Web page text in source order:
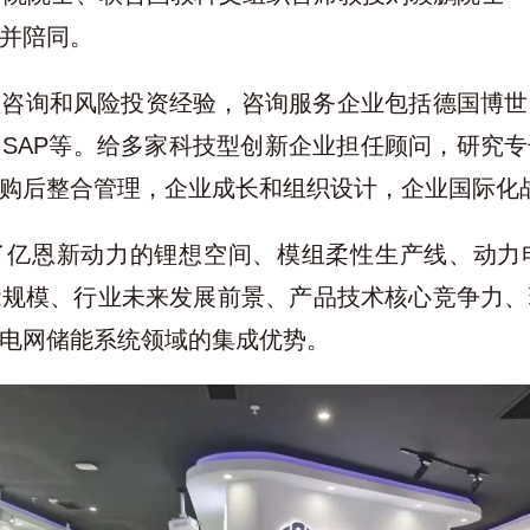
陪同。
询和风险投资经验，咨询服务企业包括德国博
等。给多家科技型创新企业担任顾问，研究
后整合管理，企业成长和组织设计，企业国际化
恩新动力的锂想空间、模组柔性生产线、动
模、行业未来发展前景、产品技术核心竞争力
网储能系统领域的集成优势。